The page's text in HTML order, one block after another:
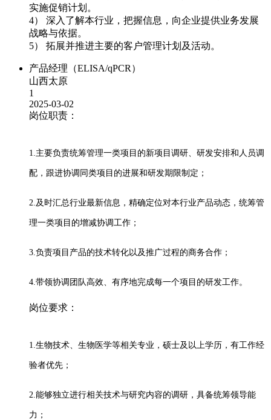
实施促销计划。
4） 深入了解本行业，把握信息，向企业提供业务发展
战略与依据。
5） 拓展并推进主要的客户管理计划及活动。
产品经理（ELISA/qPCR）
山西太原
1
2025-03-02
岗位职责：
1.主要负责统筹管理一类项目的新项目调研、研发安排和人员调
配，跟进协调同类项目的进展和研发期限制定；
2.及时汇总行业最新信息，精确定位对本行业产品动态，统筹管
理一类项目的增减协调工作；
3.负责项目产品的技术转化以及推广过程的商务合作；
4.带领协调团队高效、有序地完成每一个项目的研发工作。
岗位要求：
1.生物技术、生物医学等相关专业，硕士及以上学历，有工作经
验者优先；
2.能够独立进行相关技术与研究内容的调研，具备统筹领导能
力；